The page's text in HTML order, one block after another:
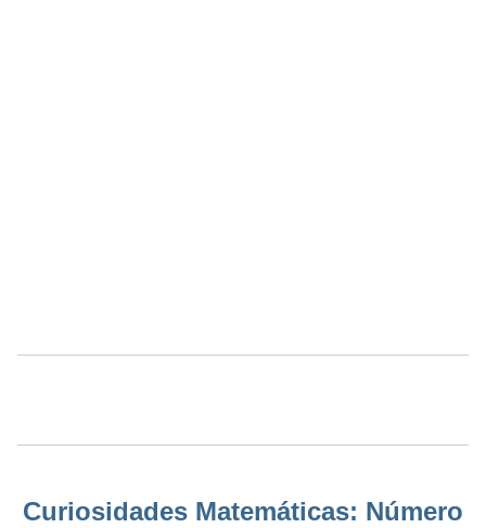
Curiosidades Matemáticas: Número